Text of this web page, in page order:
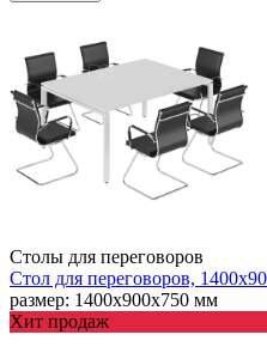
Столы для переговоров
Стол для переговоров,
размер: 1400х900х750 мм
Хит продаж